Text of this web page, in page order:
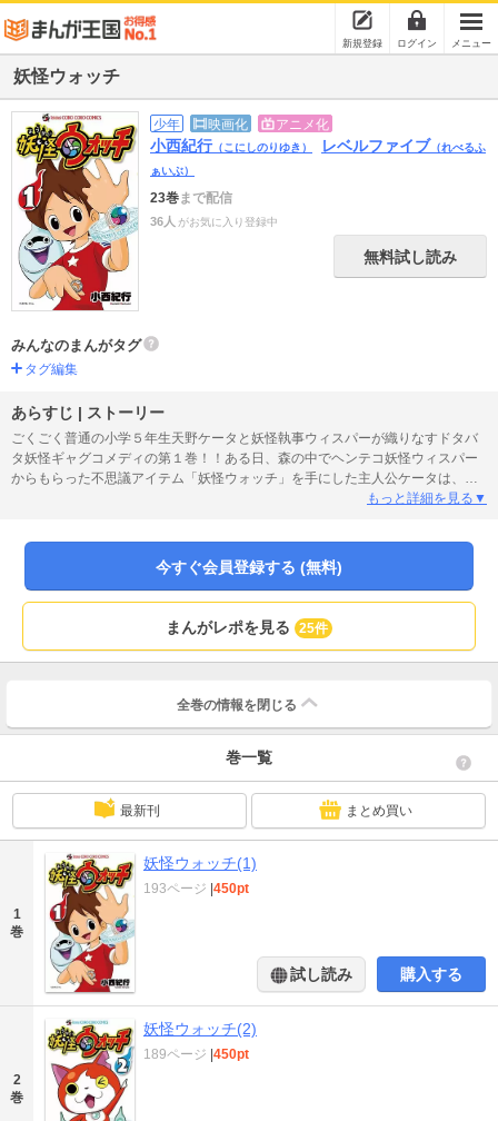
新規登録 ログイン メニュー
妖怪ウォッチ
少年 映画化 アニメ化
小西紀行（こにしのりゆき） レベルファイブ （れべるふ
ぁいぶ）
23巻まで配信
36人 がお気に入り登録中
無料試し読み
みんなのまんがタグ
タグ編集
あらすじ | ストーリー
ごくごく普通の小学５年生天野ケータと妖怪執事ウィスパーが織りなすドタバ
タ妖怪ギャグコメディの第１巻！！ある日、森の中でヘンテコ妖怪ウィスパー
からもらった不思議アイテム「妖怪ウォッチ」を手にした主人公ケータは、そ
れ以降見えないはずの妖怪が見えるようになる。悩んでいる妖怪、イタズラす
もっと詳細を見る▼
今すぐ会員登録する (無料)
まんがレポを見る 25件
全巻の情報を 閉じる
巻一覧
最新刊 まとめ買い
1
巻
妖怪ウォッチ(1)
193ページ |450pt
試し読み 購入する
2
巻
妖怪ウォッチ(2)
189ページ |450pt